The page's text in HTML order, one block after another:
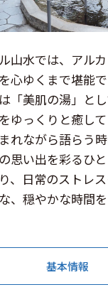
山水では、アル
心ゆくまで堪能
「美肌の湯」とし
ゆっくりと癒し
れながら語らう
思い出を彩るひ
、日常のストレ
、穏やかな時間
基本情報